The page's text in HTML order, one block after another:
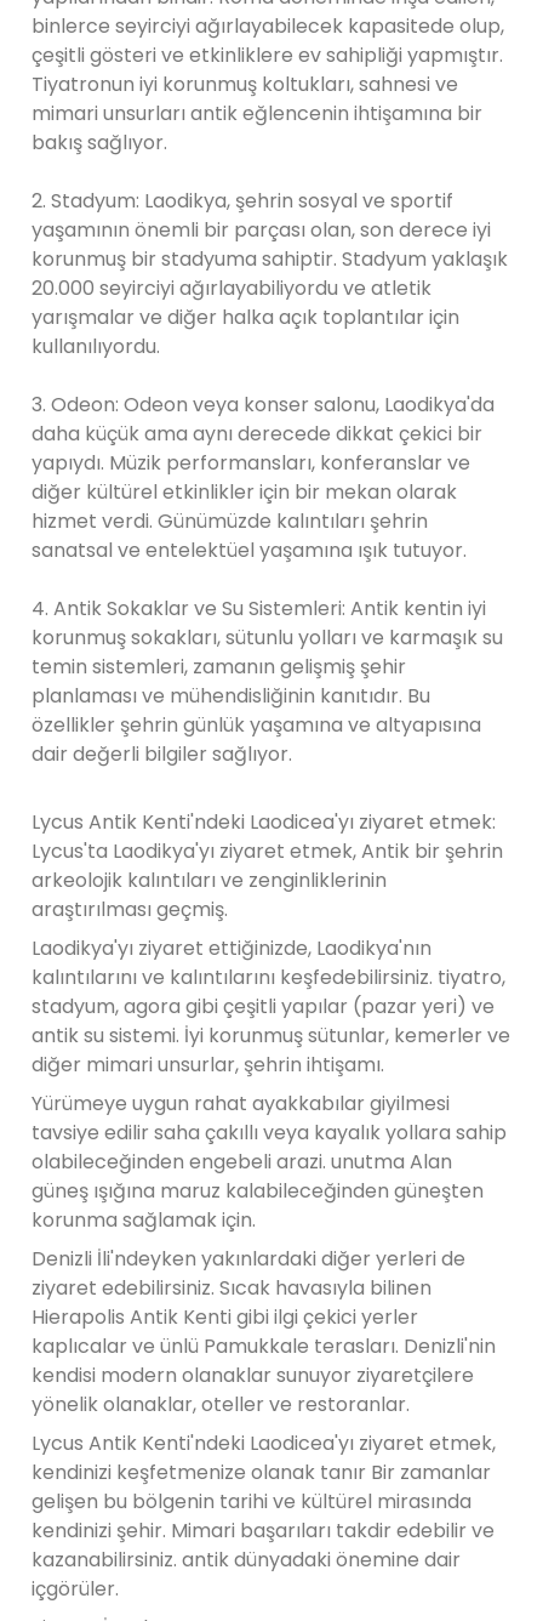
binlerce seyirciyi ağırlayabilecek kapasitede olup,
çeşitli gösteri ve etkinliklere ev sahipliği yapmıştır.
Tiyatronun iyi korunmuş koltukları, sahnesi ve
mimari unsurları antik eğlencenin ihtişamına bir
bakış sağlıyor.
2. Stadyum: Laodikya, şehrin sosyal ve sportif
yaşamının önemli bir parçası olan, son derece iyi
korunmuş bir stadyuma sahiptir. Stadyum yaklaşık
20.000 seyirciyi ağırlayabiliyordu ve atletik
yarışmalar ve diğer halka açık toplantılar için
kullanılıyordu.
3. Odeon: Odeon veya konser salonu, Laodikya'da
daha küçük ama aynı derecede dikkat çekici bir
yapıydı. Müzik performansları, konferanslar ve
diğer kültürel etkinlikler için bir mekan olarak
hizmet verdi. Günümüzde kalıntıları şehrin
sanatsal ve entelektüel yaşamına ışık tutuyor.
4. Antik Sokaklar ve Su Sistemleri: Antik kentin iyi
korunmuş sokakları, sütunlu yolları ve karmaşık su
temin sistemleri, zamanın gelişmiş şehir
planlaması ve mühendisliğinin kanıtıdır. Bu
özellikler şehrin günlük yaşamına ve altyapısına
dair değerli bilgiler sağlıyor.
Lycus Antik Kenti'ndeki Laodicea'yı ziyaret etmek:
Lycus'ta Laodikya'yı ziyaret etmek, Antik bir şehrin
arkeolojik kalıntıları ve zenginliklerinin
araştırılması geçmiş.
Laodikya'yı ziyaret ettiğinizde, Laodikya'nın
kalıntılarını ve kalıntılarını keşfedebilirsiniz. tiyatro,
stadyum, agora gibi çeşitli yapılar (pazar yeri) ve
antik su sistemi. İyi korunmuş sütunlar, kemerler ve
diğer mimari unsurlar, şehrin ihtişamı.
Yürümeye uygun rahat ayakkabılar giyilmesi
tavsiye edilir saha çakıllı veya kayalık yollara sahip
olabileceğinden engebeli arazi. unutma Alan
güneş ışığına maruz kalabileceğinden güneşten
korunma sağlamak için.
Denizli İli'ndeyken yakınlardaki diğer yerleri de
ziyaret edebilirsiniz. Sıcak havasıyla bilinen
Hierapolis Antik Kenti gibi ilgi çekici yerler
kaplıcalar ve ünlü Pamukkale terasları. Denizli'nin
kendisi modern olanaklar sunuyor ziyaretçilere
yönelik olanaklar, oteller ve restoranlar.
Lycus Antik Kenti'ndeki Laodicea'yı ziyaret etmek,
kendinizi keşfetmenize olanak tanır Bir zamanlar
gelişen bu bölgenin tarihi ve kültürel mirasında
kendinizi şehir. Mimari başarıları takdir edebilir ve
kazanabilirsiniz. antik dünyadaki önemine dair
içgörüler.